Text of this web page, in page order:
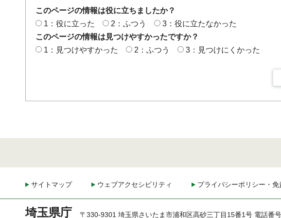
このページの情報は役に立ちましたか？
1：役に立った
2：ふつう
3：役に立たなかった
このページの情報は見つけやすかったですか？
1：見つけやすかった
2：ふつう 3：見つけにくかった
サイトマップ ウェブアクセシビリティ プライバシーポリシー・免
埼玉県庁 〒330-9301 埼玉県さいたま市浦和区高砂三丁目15番1号 電話番